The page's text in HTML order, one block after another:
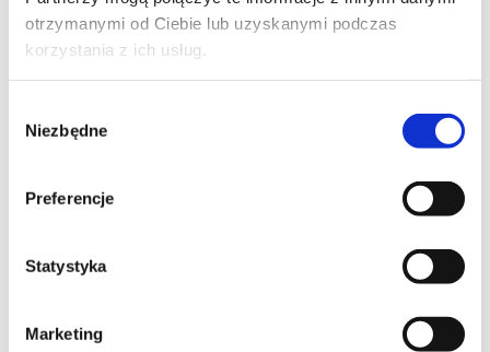
otrzymanymi od Ciebie lub uzyskanymi podczas
korzystania z ich usług.
zgody
Niezbędne
Preferencje
Statystyka
Marketing
DP - DATA PLATFORM
Implement Real-Time Intelligence with
DP - DATA PLATFORM
Microsoft Fabric